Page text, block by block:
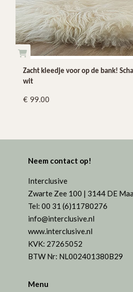
Zacht kleedje voor op de bank!
wit
99.00
Neem contact op!
Interclusive
Zwarte Zee 100 | 3144 DE
Tel: 00 31 (6)11780276
info@interclusive.nl
www.interclusive.nl
KVK: 27265052
BTW Nr: NL002401380B29
Menu